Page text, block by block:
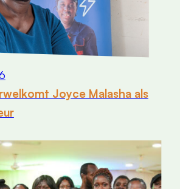
Joyce Malasha als